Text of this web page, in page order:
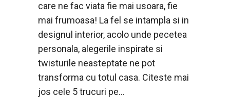
care ne fac viata fie mai usoara, fie
mai frumoasa! La fel se intampla si in
designul interior, acolo unde pecetea
personala, alegerile inspirate si
twisturile neasteptate ne pot
transforma cu totul casa. Citeste mai
jos cele 5 trucuri pe...